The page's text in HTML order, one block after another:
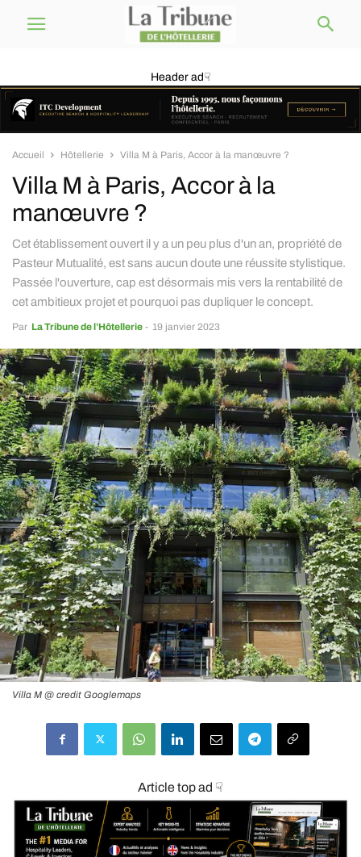
Header ad☟
Accueil Hôtellerie Villa M à Paris, Accor à la manœuvre ?
Villa M à Paris, Accor à la
manœuvre ?
Cet établissement ouvert il y a un peu plus d'un an, propriété de
Pasteur Mutualité, est sans aucun doute une réussite stylistique.
Passée l'ouverture, cap est désormais mis vers la rentabilité de
cet ambitieux projet et pourquoi pas dupliquer le concept.
Par La Tribune de l’Hôtellerie - 19 janvier 2023
Villa M @ credit Googlemaps
Article top ad ☟